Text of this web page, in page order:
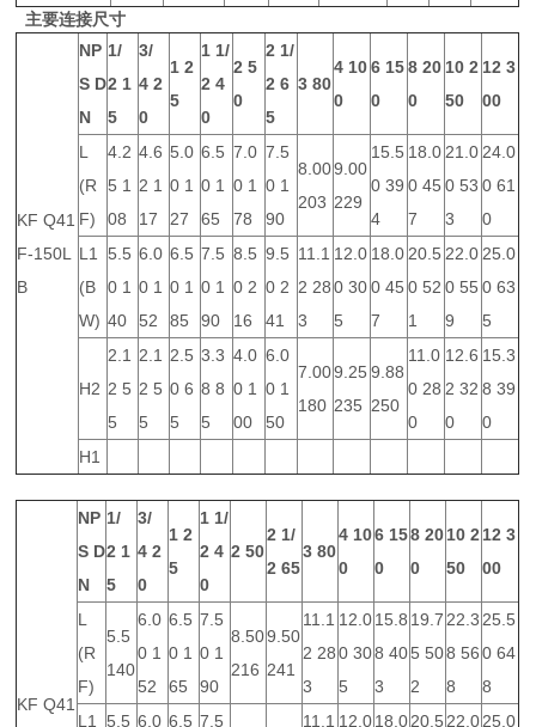
主要连接尺寸
KF Q41
F-150L
B
NP
S D
N
1/
2 1
5
3/
4 2
0
1 2
5
1 1/
2 4
0
2 5
0
2 1/
2 6
5
3 80
4 10
0
6 15
0
8 20
0
10 2
50
12 3
00
L
(R
F)
4.2
5 1
08
4.6
2 1
17
5.0
0 1
27
6.5
0 1
65
7.0
0 1
78
7.5
0 1
90
8.00
203
9.00
229
15.5
0 39
4
18.0
0 45
7
21.0
0 53
3
24.0
0 61
0
L1
(B
W)
5.5
0 1
40
6.0
0 1
52
6.5
0 1
85
7.5
0 1
90
8.5
0 2
16
9.5
0 2
41
11.1
2 28
3
12.0
0 30
5
18.0
0 45
7
20.5
0 52
1
22.0
0 55
9
25.0
0 63
5
H2
2.1
2 5
5
2.1
2 5
5
2.5
0 6
5
3.3
8 8
5
4.0
0 1
00
6.0
0 1
50
7.00
180
9.25
235
9.88
250
11.0
0 28
0
12.6
2 32
0
15.3
8 39
0
H1
KF Q41
NP
S D
N
1/
2 1
5
3/
4 2
0
1 2
5
1 1/
2 4
0
2 50
2 1/
2 65
3 80
4 10
0
6 15
0
8 20
0
10 2
50
12 3
00
L
(R
F)
5.5
140
6.0
0 1
52
6.5
0 1
65
7.5
0 1
90
8.50
216
9.50
241
11.1
2 28
3
12.0
0 30
5
15.8
8 40
3
19.7
5 50
2
22.3
8 56
8
25.5
0 64
8
L1
5.5 6.0 6.5 7.5 11.1 12.018.020.5 22.025.0